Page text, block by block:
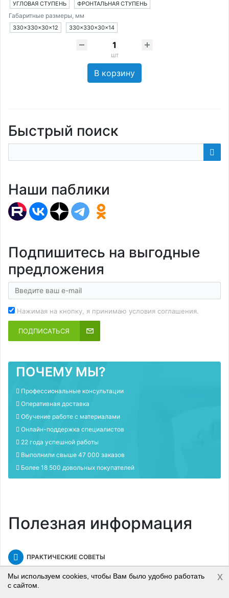
УГЛОВАЯ СТУПЕНЬ ФРОНТАЛЬНАЯ СТУПЕНЬ
Габаритные размеры, мм
330×330×30×12 330×330×30×14
шт
В корзину
Быстрый поиск
Наши паблики
Подпишитесь на выгодные
предложения
Нажимая на кнопку, я принимаю условия соглашения.
ПОДПИСАТЬСЯ
ПОЧЕМУ МЫ?
Профессиональные консультации
Оперативная доставка
Обучение работе с материалами
Онлайн-поддержка специалистов
22 года успешной работы
Выполнили свыше 47 000 заказов
Более 18 500 довольных покупателей
Полезная информация
ПРАКТИЧЕСКИЕ СОВЕТЫ
Как рассчитать количество материалов? Как выполнить
конкретную задачу? Какой строительный материал
Мы используем cookies, чтобы Вам было удобно работать
с сайтом.
x